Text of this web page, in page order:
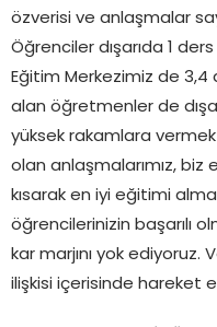
özverisi ve anlaşmalar
Öğrenciler dışarıda 1
Eğitim Merkezimiz de
alan öğretmenler de
yüksek rakamlara
olan anlaşmalarımız,
kısarak en iyi eğitimi
öğrencilerinizin başarılı
kar marjını yok ediyoruz.
ilişkisi içerisinde hareket